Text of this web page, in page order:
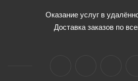
Оказание услуг в
Доставка заказов по